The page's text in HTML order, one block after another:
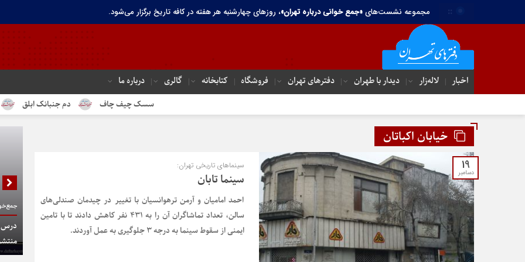
مجموعه نشست‌های«جمع خوانی درباره تهران»، روزهای چهارشنبه هر هفته در کافه تاریخ برگزار می‌شود.
اخبار لاله‌زار دیدار با طهران دفترهای تهران‌ فروشگاه کتابخانه گالری درباره ما
سسک چیف چاف دم جنبانک ابلق درباره
خیابان اکباتان
19
دسامبر
سینماهای تاریخی تهران:
سینما تابان
احمد امامیان و آرمن ترهوانسیان با تغییر در چیدمان صندلی‌های
سالن، تعداد تماشاگران آن را به ۴۳۱ نفر کاهش دادند تا با تامین
ایمنی از سقوط سینما به درجه ۳ جلوگیری به عمل آوردند.
درس